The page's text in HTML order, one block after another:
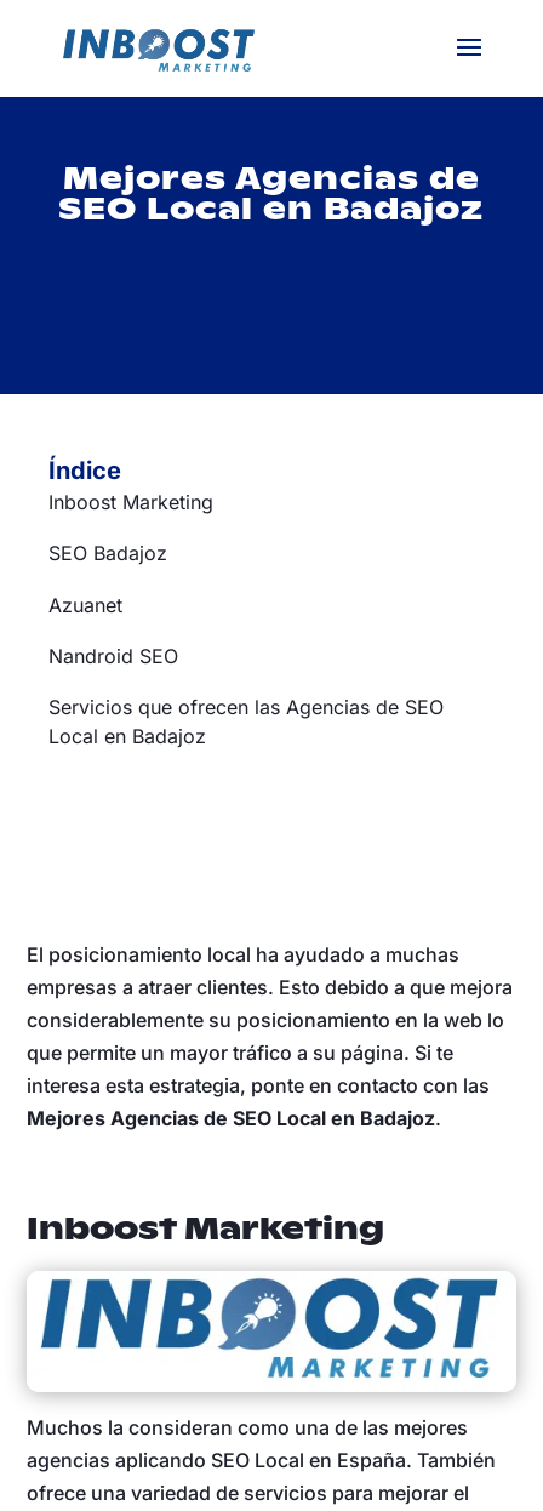
Mejores Agencias de
SEO Local en Badajoz
Índice
Inboost Marketing
SEO Badajoz
Azuanet
Nandroid SEO
Servicios que ofrecen las Agencias de SEO
Local en Badajoz
El posicionamiento local ha ayudado a muchas
empresas a atraer clientes. Esto debido a que mejora
considerablemente su posicionamiento en la web lo
que permite un mayor tráfico a su página. Si te
interesa esta estrategia, ponte en contacto con las
Mejores Agencias de SEO Local en Badajoz.
Inboost Marketing
Muchos la consideran como una de las mejores
agencias aplicando SEO Local en España. También
ofrece una variedad de servicios para mejorar el